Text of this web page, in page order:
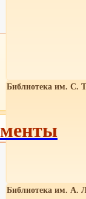
Библиотека им. С.
Библиотека им. А.